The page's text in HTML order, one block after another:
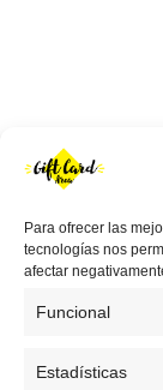
Para ofrecer las
tecnologías nos
afectar
Funcional
Estadísticas